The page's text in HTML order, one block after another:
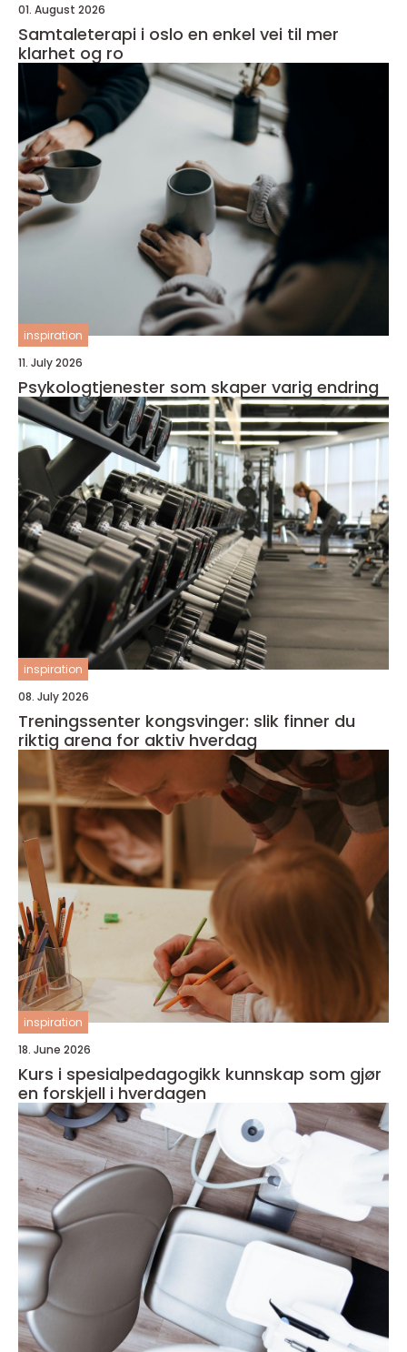
01. August 2026
Samtaleterapi i oslo en enkel vei til mer
klarhet og ro
inspiration
11. July 2026
Psykologtjenester som skaper varig endring
inspiration
08. July 2026
Treningssenter kongsvinger: slik finner du
riktig arena for aktiv hverdag
inspiration
18. June 2026
Kurs i spesialpedagogikk kunnskap som gjør
en forskjell i hverdagen